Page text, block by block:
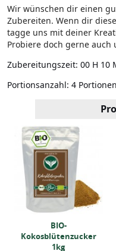
Wir wünschen dir einen
Zubereiten. Wenn dir
tagge uns mit deiner
Probiere doch gerne auch
Zubereitungszeit: 00 H 10
Portionsanzahl: 4 Portionen
BIO-
Kokosblütenzucker
1kg